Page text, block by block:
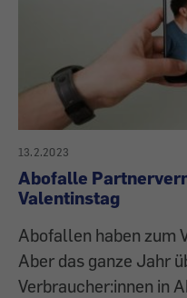
13.2.2023
Abofalle
Valentinstag
Abofallen haben zum
Aber das ganze Jahr
Verbraucher:innen in